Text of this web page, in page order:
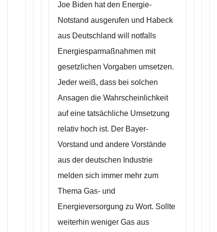
Joe Biden hat den Energie-
Notstand ausgerufen und Habeck
aus Deutschland will notfalls
Energiesparmaßnahmen mit
gesetzlichen Vorgaben umsetzen.
Jeder weiß, dass bei solchen
Ansagen die Wahrscheinlichkeit
auf eine tatsächliche Umsetzung
relativ hoch ist. Der Bayer-
Vorstand und andere Vorstände
aus der deutschen Industrie
melden sich immer mehr zum
Thema Gas- und
Energieversorgung zu Wort. Sollte
weiterhin weniger Gas aus